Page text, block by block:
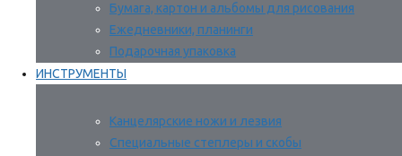
Бумага, картон и альбомы для рисования
Ежедневники, планинги
Подарочная упаковка
ИНСТРУМЕНТЫ
Канцелярские ножи и лезвия
Специальные степлеры и скобы